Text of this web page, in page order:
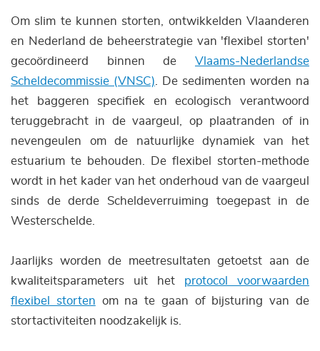
Om slim te kunnen storten, ontwikkelden Vlaanderen
en Nederland de beheerstrategie van 'flexibel storten'
gecoördineerd binnen de Vlaams-Nederlandse
Scheldecommissie (VNSC) . De sedimenten worden na
het baggeren specifiek en ecologisch verantwoord
teruggebracht in de vaargeul, op plaatranden of in
nevengeulen om de natuurlijke dynamiek van het
estuarium te behouden. De flexibel storten-methode
wordt in het kader van het onderhoud van de vaargeul
sinds de derde Scheldeverruiming toegepast in de
Westerschelde.
Jaarlijks worden de meetresultaten getoetst aan de
kwaliteitsparameters uit het protocol voorwaarden
flexibel storten om na te gaan of bijsturing van de
stortactiviteiten noodzakelijk is.